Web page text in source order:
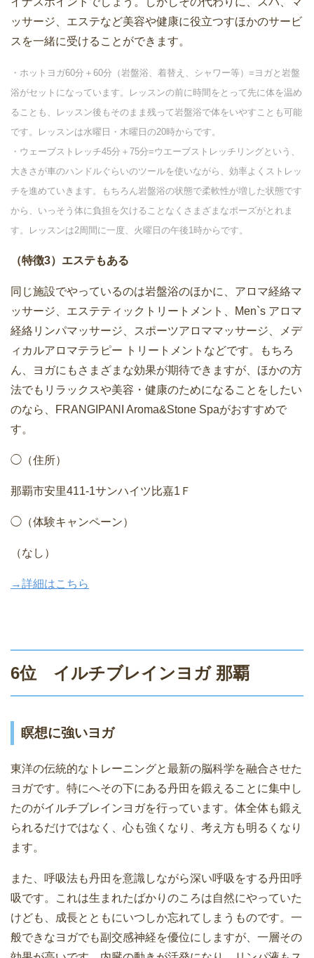
ッサージ、エステなど美容や健康に役立つすほかのサービ
スを一緒に受けることができます。
・ホットヨガ60分＋60分（岩盤浴、着替え、シャワー等）=ヨガと岩盤
浴がセットになっています。レッスンの前に時間をとって先に体を温め
ることも、レッスン後もそのまま残って岩盤浴で体をいやすことも可能
です。レッスンは水曜日・木曜日の20時からです。
・ウェーブストレッチ45分＋75分=ウエーブストレッチリングという、
大きさが車のハンドルぐらいのツールを使いながら、効率よくストレッ
チを進めていきます。もちろん岩盤浴の状態で柔軟性が増した状態です
から、いっそう体に負担を欠けることなくさまざまなポーズがとれま
す。レッスンは2周間に一度、火曜日の午後1時からです。
（特徴3）エステもある
同じ施設でやっているのは岩盤浴のほかに、アロマ経絡マ
ッサージ、エステティックトリートメント、Men`s アロマ
経絡リンパマッサージ、スポーツアロママッサージ、メデ
ィカルアロマテラピー トリートメントなどです。もちろ
ん、ヨガにもさまざまな効果が期待できますが、ほかの方
法でもリラックスや美容・健康のためになることをしたい
のなら、FRANGIPANI Aroma&Stone Spaがおすすめで
す。
◯（住所）
那覇市安里411-1サンハイツ比嘉1Ｆ
◯（体験キャンペーン）
（なし）
→詳細はこちら
6位 イルチブレインヨガ 那覇
瞑想に強いヨガ
東洋の伝統的なトレーニングと最新の脳科学を融合させた
ヨガです。特にへその下にある丹田を鍛えることに集中し
たのがイルチブレインヨガを行っています。体全体も鍛え
られるだけではなく、心も強くなり、考え方も明るくなり
ます。
また、呼吸法も丹田を意識しながら深い呼吸をする丹田呼
吸です。これは生まれたばかりのころは自然にやっていた
けども、成長とともにいつしか忘れてしまうものです。一
般できなヨガでも副交感神経を優位にしますが、一層その